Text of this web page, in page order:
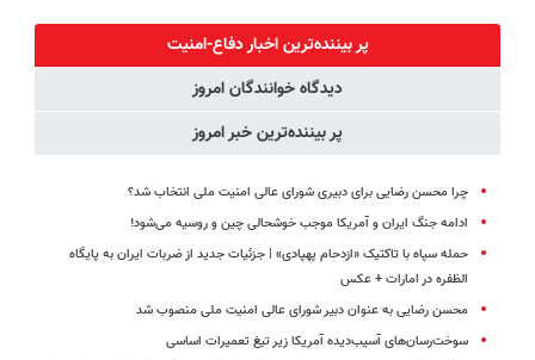
تعویض
سبک و مقاوم |
پرداخت قسطی
360°و سازگار با
اندروید و ios
پر بیننده‌ترین اخبار دفاع-امنیت
دیدگاه خوانندگان امروز
پر بیننده‌ترین خبر امروز
چرا محسن رضایی برای دبیری شورای عالی امنیت ملی انتخاب شد؟
ادامه جنگ ایران و آمریکا موجب خوشحالی چین و روسیه می‌شود!
حمله سپاه با تاکتیک «ازدحام پهپادی» | جزئیات جدید از ضربات ایران به پایگاه
الظفره در امارات + عکس
محسن رضایی به عنوان دبیر شورای عالی امنیت ملی منصوب شد
سوخت‌رسان‌های آسیب‌دیده آمریکا زیر تیغ تعمیرات اساسی